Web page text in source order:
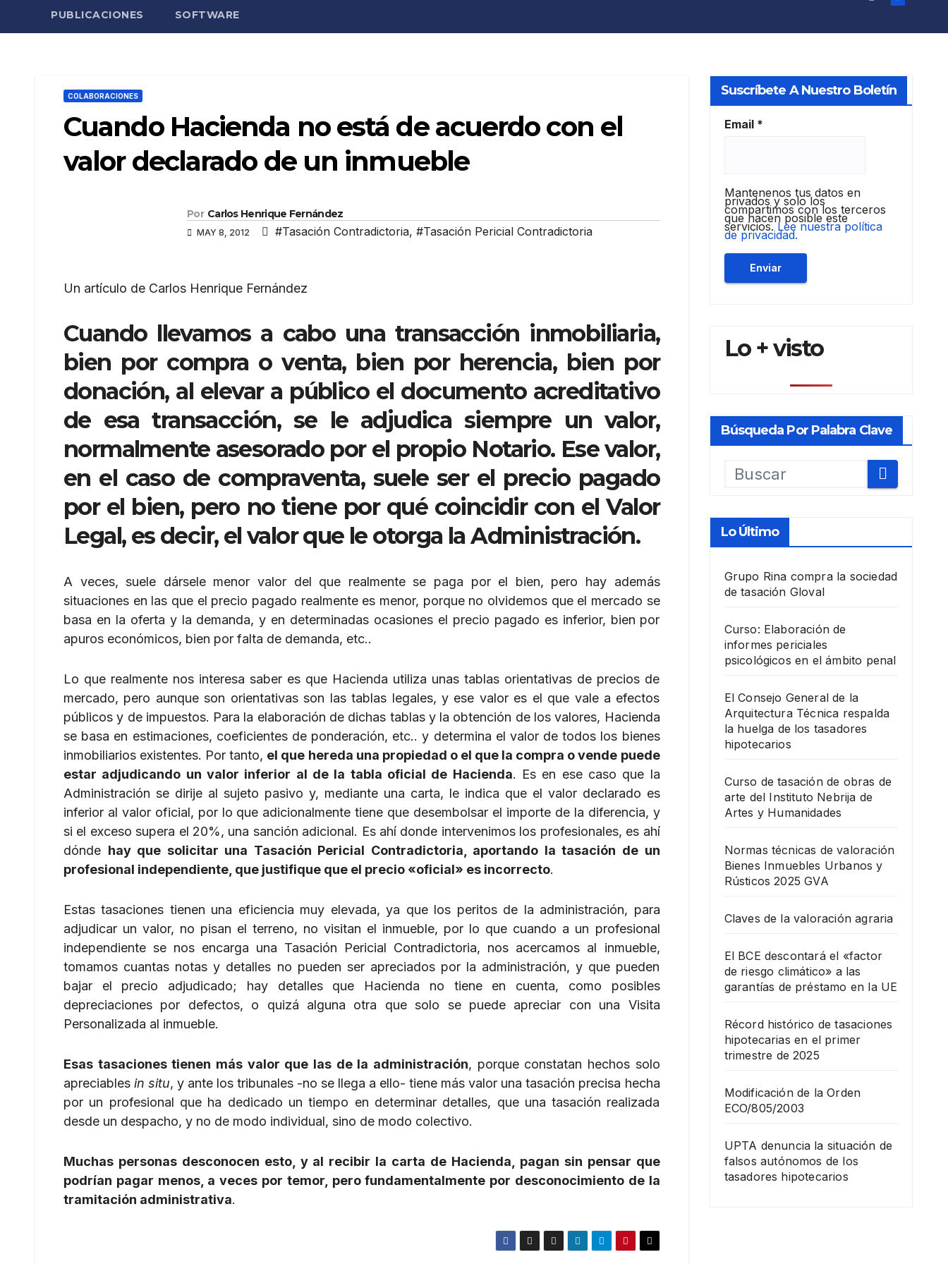
PUBLICACIONES SOFTWARE
COLABORACIONES
Cuando Hacienda no está de acuerdo con el
valor declarado de un inmueble
Por Carlos Henrique Fernández
MAY 8, 2012 #Tasación Contradictoria, #Tasación Pericial Contradictoria
Un artículo de Carlos Henrique Fernández
Cuando llevamos a cabo una transacción inmobiliaria,
bien por compra o venta, bien por herencia, bien por
donación, al elevar a público el documento acreditativo
de esa transacción, se le adjudica siempre un valor,
normalmente asesorado por el propio Notario. Ese valor,
en el caso de compraventa, suele ser el precio pagado
por el bien, pero no tiene por qué coincidir con el Valor
Legal, es decir, el valor que le otorga la Administración.
A veces, suele dársele menor valor del que realmente se paga por el bien, pero hay además
situaciones en las que el precio pagado realmente es menor, porque no olvidemos que el mercado se
basa en la oferta y la demanda, y en determinadas ocasiones el precio pagado es inferior, bien por
apuros económicos, bien por falta de demanda, etc..
Lo que realmente nos interesa saber es que Hacienda utiliza unas tablas orientativas de precios de
mercado, pero aunque son orientativas son las tablas legales, y ese valor es el que vale a efectos
públicos y de impuestos. Para la elaboración de dichas tablas y la obtención de los valores, Hacienda
se basa en estimaciones, coeficientes de ponderación, etc.. y determina el valor de todos los bienes
inmobiliarios existentes. Por tanto, el que hereda una propiedad o el que la compra o vende puede
estar adjudicando un valor inferior al de la tabla oficial de Hacienda. Es en ese caso que la
Administración se dirije al sujeto pasivo y, mediante una carta, le indica que el valor declarado es
inferior al valor oficial, por lo que adicionalmente tiene que desembolsar el importe de la diferencia, y
si el exceso supera el 20%, una sanción adicional. Es ahí donde intervenimos los profesionales, es ahí
dónde hay que solicitar una Tasación Pericial Contradictoria, aportando la tasación de un
profesional independiente, que justifique que el precio «oficial» es incorrecto.
Estas tasaciones tienen una eficiencia muy elevada, ya que los peritos de la administración, para
adjudicar un valor, no pisan el terreno, no visitan el inmueble, por lo que cuando a un profesional
independiente se nos encarga una Tasación Pericial Contradictoria, nos acercamos al inmueble,
tomamos cuantas notas y detalles no pueden ser apreciados por la administración, y que pueden
bajar el precio adjudicado; hay detalles que Hacienda no tiene en cuenta, como posibles
depreciaciones por defectos, o quizá alguna otra que solo se puede apreciar con una Visita
Personalizada al inmueble.
Esas tasaciones tienen más valor que las de la administración, porque constatan hechos solo
apreciablesin situ, y ante los tribunales -no se llega a ello- tiene más valor una tasación precisa hecha
por un profesional que ha dedicado un tiempo en determinar detalles, que una tasación realizada
desde un despacho, y no de modo individual, sino de modo colectivo.
Muchas personas desconocen esto, y al recibir la carta de Hacienda, pagan sin pensar que
podrían pagar menos, a veces por temor, pero fundamentalmente por desconocimiento de la
tramitación administrativa.
Suscríbete A Nuestro Boletín
Email *
Mantenenos tus datos en
privados y solo los
compartimos con los terceros
que hacen posible este
servicios.Lee nuestra política
de privacidad.
Lo + visto
Búsqueda Por Palabra Clave
Lo Último
Grupo Rina compra la sociedad
de tasación Gloval
Curso: Elaboración de
informes periciales
psicológicos en el ámbito penal
El Consejo General de la
Arquitectura Técnica respalda
la huelga de los tasadores
hipotecarios
Curso de tasación de obras de
arte del Instituto Nebrija de
Artes y Humanidades
Normas técnicas de valoración
Bienes Inmuebles Urbanos y
Rústicos 2025 GVA
Claves de la valoración agraria
El BCE descontará el «factor
de riesgo climático» a las
garantías de préstamo en la UE
Récord histórico de tasaciones
hipotecarias en el primer
trimestre de 2025
Modificación de la Orden
ECO/805/2003
UPTA denuncia la situación de
falsos autónomos de los
tasadores hipotecarios